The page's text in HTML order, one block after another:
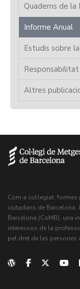
Quaderns de la
Informe Anual
Estudis sobre
Altres
Com a col·legiat,
ciutadans de Barcelona.
Barcelona (CoMB), una
interessos de la
pel dret de les persones